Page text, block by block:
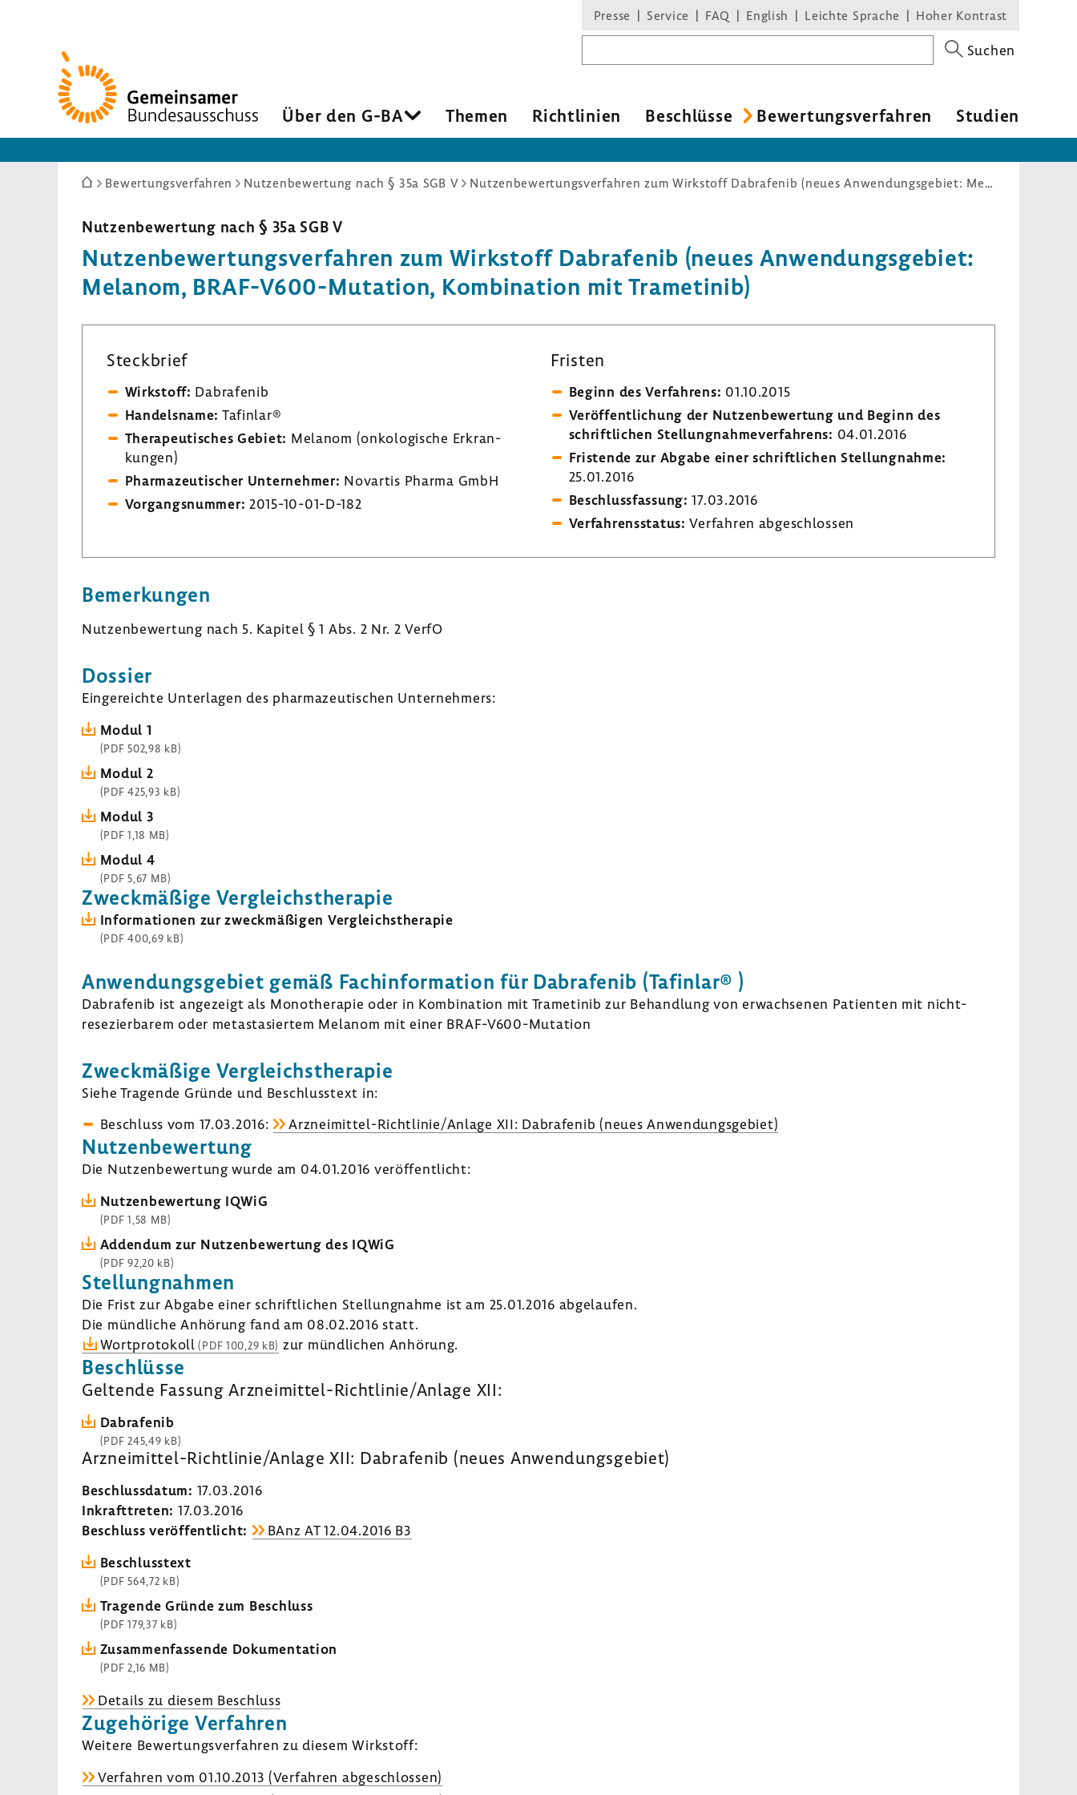
Zur
Startseite
Presse Service FAQ English Leichte Sprache Hoher Kontrast
Suchen
Über den G-BA Themen Richt­li­nien Beschlüsse Bewer­tungs­ver­fahren Studien
Sie
hier:
Bewertungsverfahren Nutzenbewertung nach § 35a SGB V Nutzenbewertungsverfahren zum Wirkstoff Dabrafenib (neues Anwendungsgebiet: Melanom, BRAF-V600-Mutation, Kombination mit Trametinib)
Nutzen­be­wer­tung nach § 35a SGB V
Nutzen­be­wer­tungs­ver­fahren zum Wirk­stoff Dabra­fenib (neues Anwen­dungs­ge­biet:
Melanom, BRAF-​V600-Mutation, Kombi­na­tion mit Trame­tinib)
Steck­brief
Wirk­stoff: Dabra­fenib
Handels­name: Tafinlar®
Thera­peu­ti­sches Gebiet: Melanom (onko­lo­gi­sche Erkran­
kungen)
Phar­ma­zeu­ti­scher Unter­nehmer: Novartis Pharma GmbH
Vorgangs­nummer: 2015-​10-01-D-182
Fristen
Beginn des Verfah­rens: 01.10.2015
Veröf­fent­li­chung der Nutzen­be­wer­tung und Beginn des
schrift­li­chen Stel­lung­nah­me­ver­fah­rens: 04.01.2016
Fris­tende zur Abgabe einer schrift­li­chen Stel­lung­nahme:
25.01.2016
Beschluss­fas­sung: 17.03.2016
Verfah­rens­status: Verfahren abge­schlossen
Bemer­kungen
Nutzen­be­wer­tung nach 5. Kapitel § 1 Abs. 2 Nr. 2 VerfO
Dossier
Einge­reichte Unter­lagen des phar­ma­zeu­ti­schen Unter­neh­mers:
Modul 1
(PDF 502,98 kB)
Modul 2
(PDF 425,93 kB)
Modul 3
(PDF 1,18 MB)
Modul 4
(PDF 5,67 MB)
Zweck­mä­ßige Vergleichs­the­rapie
Infor­ma­tionen zur zweck­mä­ßigen Vergleichs­the­rapie
(PDF 400,69 kB)
Anwen­dungs­ge­biet gemäß Fach­in­for­ma­tion für Dabra­fenib (Tafinlar® )
Dabra­fenib ist ange­zeigt als Mono­the­rapie oder in Kombi­na­tion mit Trame­tinib zur Behand­lung von erwach­senen Pati­enten mit nicht-​
resezierbarem oder meta­stasiertem Melanom mit einer BRAF-​V600-Mutation
Zweck­mä­ßige Vergleichs­the­rapie
Siehe Tragende Gründe und Beschluss­text in:
Beschluss vom 17.03.2016:
Arzneimittel-​Richtlinie/Anlage XII: Dabra­fenib (neues Anwen­dungs­ge­biet)
Nutzen­be­wer­tung
Die Nutzen­be­wer­tung wurde am 04.01.2016 veröf­fent­licht:
Nutzen­be­wer­tung IQWiG
(PDF 1,58 MB)
Addendum zur Nutzen­be­wer­tung des IQWiG
(PDF 92,20 kB)
Stel­lung­nahmen
Die Frist zur Abgabe einer schrift­li­chen Stel­lung­nahme ist am 25.01.2016 abge­laufen.
Die münd­liche Anhö­rung fand am 08.02.2016 statt.
Wort­pro­to­koll (PDF 100,29 kB) zur münd­li­chen Anhö­rung.
Beschlüsse
Geltende Fassung Arzneimittel-​Richtlinie/Anlage XII:
Dabra­fenib
(PDF 245,49 kB)
Arzneimittel-​Richtlinie/Anlage XII: Dabra­fenib (neues Anwen­dungs­ge­biet)
Beschluss­datum: 17.03.2016
Inkraft­treten: 17.03.2016
Beschluss veröf­fent­licht:
BAnz AT 12.04.2016 B3
Beschluss­text
(PDF 564,72 kB)
Tragende Gründe zum Beschluss
(PDF 179,37 kB)
Zusam­men­fas­sende Doku­men­ta­tion
(PDF 2,16 MB)
Details zu diesem Beschluss
Zuge­hö­rige Verfahren
Weitere Bewer­tungs­ver­fahren zu diesem Wirk­stoff:
Verfahren vom 01.10.2013 (Verfahren abge­schlossen)